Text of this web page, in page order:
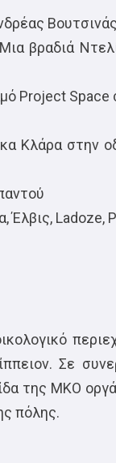
βραδιά
Project
Κλάρα στην
Έλβις, Ladoze,
Σε
της ΜΚΟ
πόλης.